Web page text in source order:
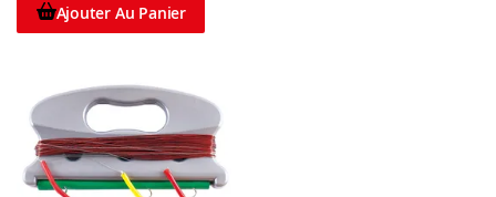
Ajouter Au Panier